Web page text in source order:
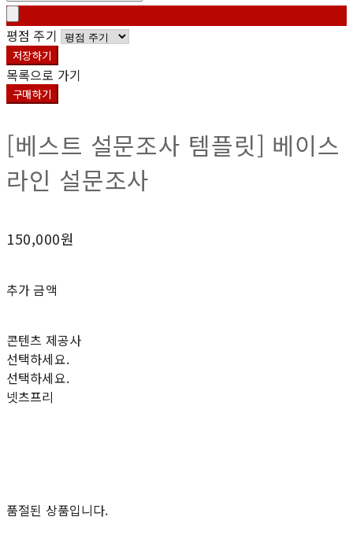
평점 주기
저장하기
목록으로 가기
구매하기
[베스트 설문조사 템플릿] 베이스
라인 설문조사
150,000원
추가 금액
콘텐츠 제공사
선택하세요.
선택하세요.
넷츠프리
품절된 상품입니다.